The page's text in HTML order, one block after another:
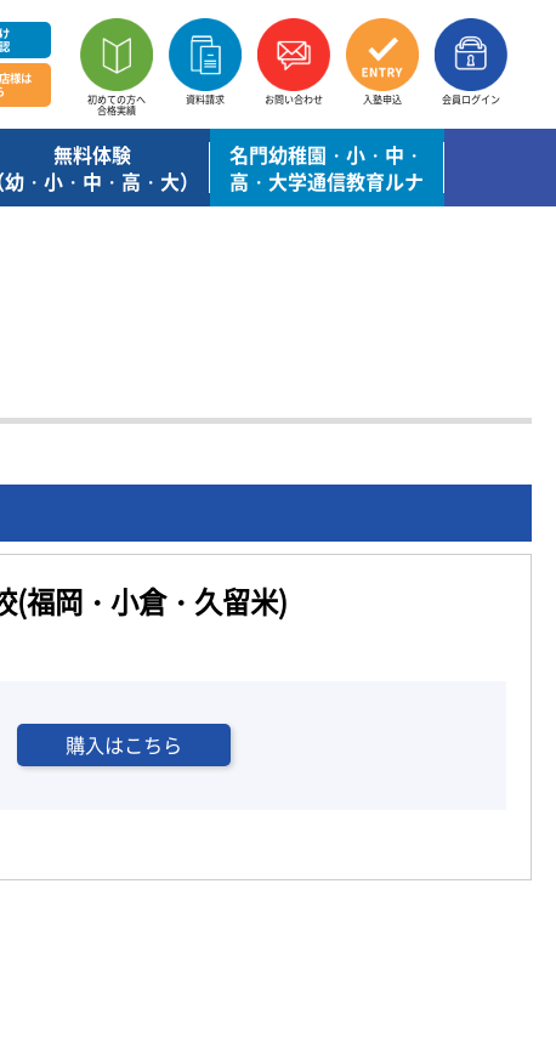
様は
初めての方へ
合格実績
資料請求 お問い合わせ 入塾申込 会員ログイン
無料体験
幼・小・中・高・大）
名門幼稚園・小・中・
高・大学通信教育ルナ
(福岡・小倉・久留米)
購入はこちら